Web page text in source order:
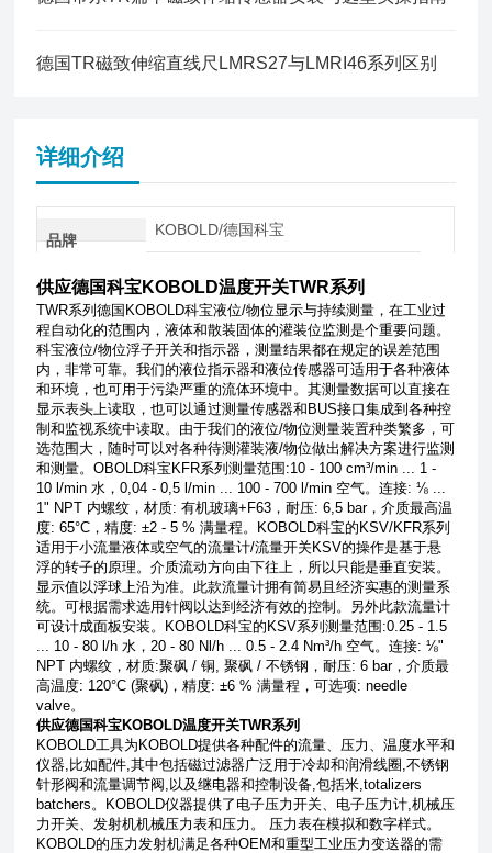
德国TR磁致伸缩直线尺LMRS27与LMRI46系列区别
详细介绍
品牌
KOBOLD/德国科宝
供应德国科宝KOBOLD温度开关TWR系列
TWR系列德国 KOBOLD科宝液位/物位显示与持续测量，在工业过
程自动化的范围内，液体和散装固体的灌装位监测是个重要问题。
科宝液位/物位浮子开关和指示器，测量结果都在规定的误差范围
内，非常可靠。我们的液位指示器和液位传感器可适用于各种液体
和环境，也可用于污染严重的流体环境中。其测量数据可以直接在
显示表头上读取，也可以通过测量传感器和 BUS接口集成到各种控
制和监视系统中读取。由于我们的液位/物位测量装置种类繁多，可
选范围大，随时可以对各种待测灌装液/物位做出解决方案进行监测
和测量。OBOLD科宝 KFR系列测量范围 :10 - 100 cm³/min ... 1 -
10 l/min水，0,04 - 0,5 l/min ... 100 - 700 l/min 空气。连接: ⅛ ...
1" NPT 内螺纹，材质:有机玻璃+F63 ，耐压: 6,5 bar，介质最高温
度: 65°C ，精度: ±2 - 5 %满量程。 KOBOLD科宝的 KSV/KFR系列
适用于小流量液体或空气的流量计/流量开关KSV的操作是基于悬
浮的转子的原理。介质流动方向由下往上，所以只能是垂直安装。
显示值以浮球上沿为准。此款流量计拥有简易且经济实惠的测量系
统。可根据需求选用针阀以达到经济有效的控制。另外此款流量计
可设计成面板安装。
KOBOLD科宝的 KSV系列测量范围 :0.25 - 1.5
... 10 - 80 l/h水，20 - 80 Nl/h ... 0.5 - 2.4 Nm³/h 空气。连接: ⅛"
NPT 内螺纹，材质:聚砜 /铜,聚砜 /不锈钢，耐压: 6 bar，介质最
高温度: 120°C (聚砜) ，精度: ±6 %满量程，可选项: needle
valve。
供应德国科宝KOBOLD温度开关TWR系列
KOBOLD工具为 KOBOLD提供各种配件的流量、压力、温度水平和
仪器, 比如配件,其中包括磁过滤器广泛用于冷却和润滑线圈 ,不锈钢
针形阀和流量调节阀, 以及继电器和控制设备,包括米,totalizers
batchers。 KOBOLD仪器提供了电子压力开关、电子压力计,机械压
力开关、发射机机械压力表和压力。
压力表在模拟和数字样式。
KOBOLD的压力发射机满足各种OEM和重型工业压力变送器的需